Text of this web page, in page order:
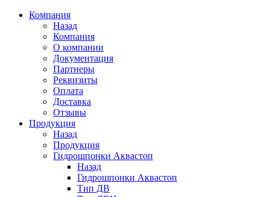
Компания
Назад
Компания
О компании
Документация
Партнеры
Реквизиты
Оплата
Доставка
Отзывы
Продукция
Назад
Продукция
Гидрошпонки Аквастоп
Назад
Гидрошпонки Аквастоп
Тип ДВ